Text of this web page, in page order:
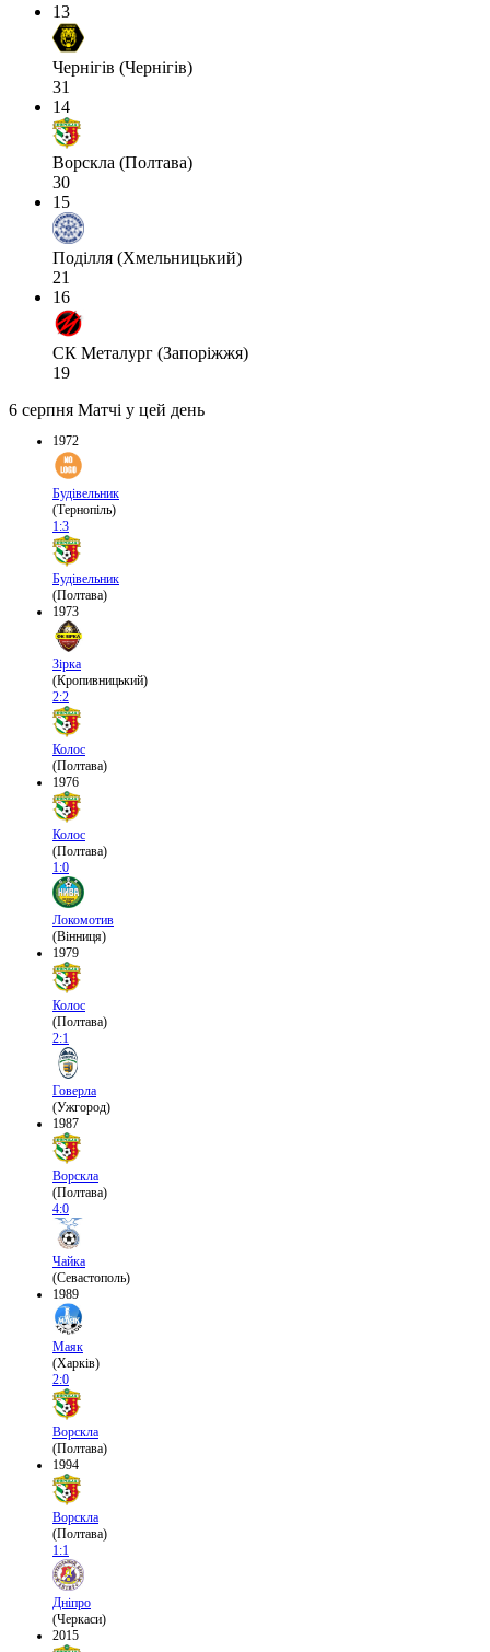
13
Чернігів (Чернігів)
31
14
Ворскла (Полтава)
30
15
Поділля (Хмельницький)
21
16
СК Металург (Запоріжжя)
19
6 серпня Матчі у цей день
1972
Будівельник
(Тернопіль)
1:3
Будівельник
(Полтава)
1973
Зірка
(Кропивницький)
2:2
Колос
(Полтава)
1976
Колос
(Полтава)
1:0
Локомотив
(Вінниця)
1979
Колос
(Полтава)
2:1
Говерла
(Ужгород)
1987
Ворскла
(Полтава)
4:0
Чайка
(Севастополь)
1989
Маяк
(Харків)
2:0
Ворскла
(Полтава)
1994
Ворскла
(Полтава)
1:1
Дніпро
(Черкаси)
2015